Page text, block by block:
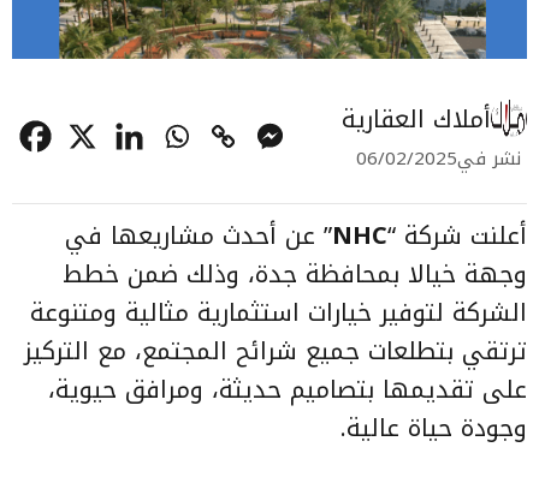
أملاك العقارية
نشر في06/02/2025
أعلنت شركة “NHC” عن أحدث مشاريعها في
وجهة خيالا بمحافظة جدة، وذلك ضمن خطط
الشركة لتوفير خيارات استثمارية مثالية ومتنوعة
ترتقي بتطلعات جميع شرائح المجتمع، مع التركيز
على تقديمها بتصاميم حديثة، ومرافق حيوية،
وجودة حياة عالية.